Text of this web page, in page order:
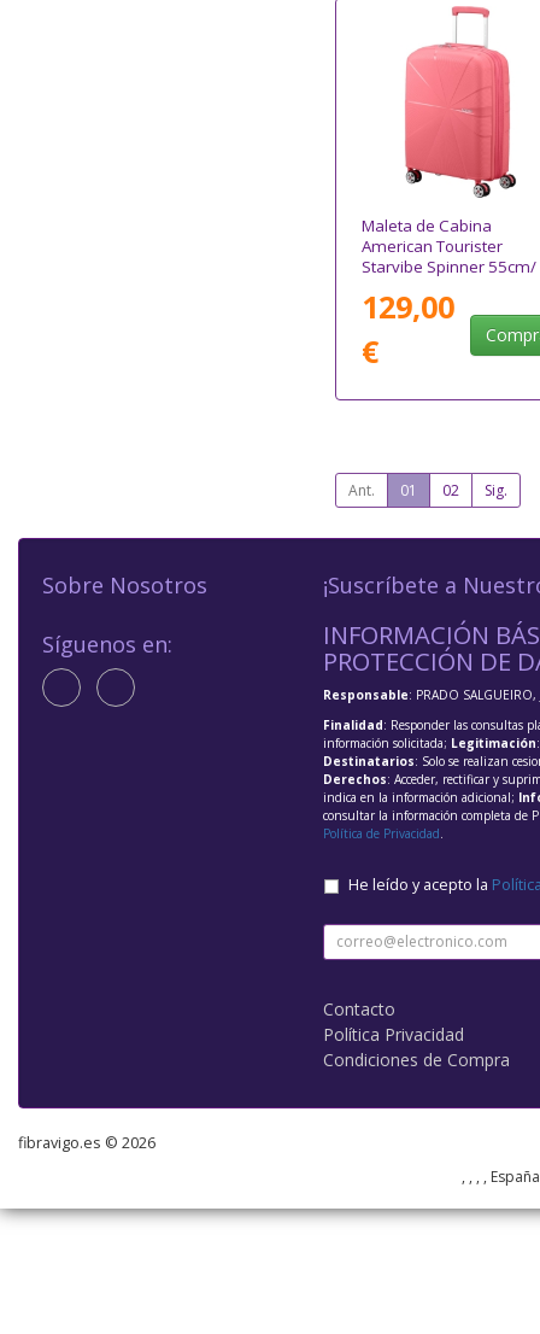
Maleta de Cabina
American Tourister
Starvibe Spinner 55cm/
Coral
129,00
€
Ant. 01 02 Sig.
Sobre Nosotros
Síguenos en:
¡Suscríbete a
INFORMACIÓN
PROTECCIÓN DE
Responsable: PRADO SALGUEIRO,
Finalidad: Responder las consultas
información solicitada; Legitimación
Destinatarios: Solo se realizan
Derechos: Acceder, rectificar y
indica en la información adicional;
consultar la información completa de
Política de Privacidad.
He leído y acepto la
Contacto
Política Privacidad
Condiciones de Compra
fibravigo.es © 2026
, , , ,